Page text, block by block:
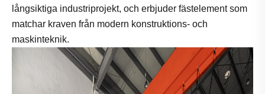
långsiktiga industriprojekt, och erbjuder fästelement som
matchar kraven från modern konstruktions- och
maskinteknik.